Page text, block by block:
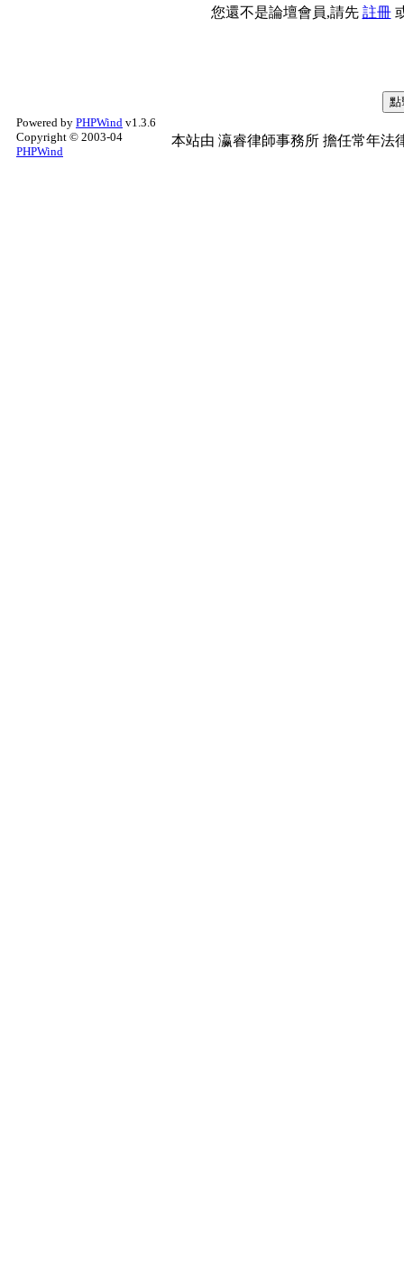
您還不是論壇會員,請先 註冊
Powered by PHPWind v1.3.6
Copyright © 2003-04
PHPWind
本站由 瀛睿律師事務所 擔任常年法